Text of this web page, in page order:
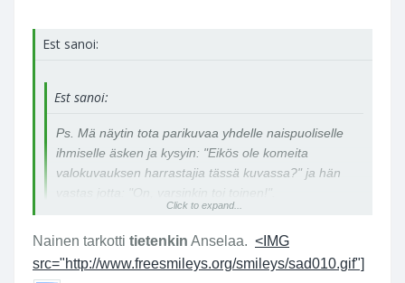
Est sanoi:
Est sanoi:
Ps. Mä näytin tota parikuvaa yhdelle naispuoliselle
ihmiselle äsken ja kysyin: "Eikös ole komeita
valokuvauksen harrastajia tässä kuvassa?" ja hän
vastas jotta: "On, varsinkin toi toinen!".
- Joten kaikki on, sittenkin ja yht'äkkiä, ihan HYVIN
Click to expand...
Click to expand...
Nainen tarkotti tietenkin Anselaa. <IMG
src="http://www.freesmileys.org/smileys/sad010.gif"]